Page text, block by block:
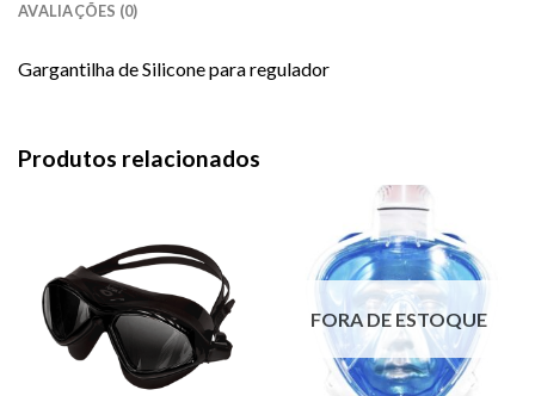
AVALIAÇÕES (0)
Gargantilha de Silicone para regulador
Produtos relacionados
FORA DE ESTOQUE